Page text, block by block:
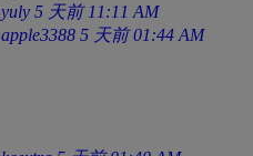
yuly 5 天前 11:11 AM
apple3388 5 天前 01:44 AM